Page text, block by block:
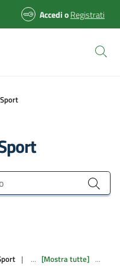
AccedioRegistrati
| ... [Mostra tutte] ...